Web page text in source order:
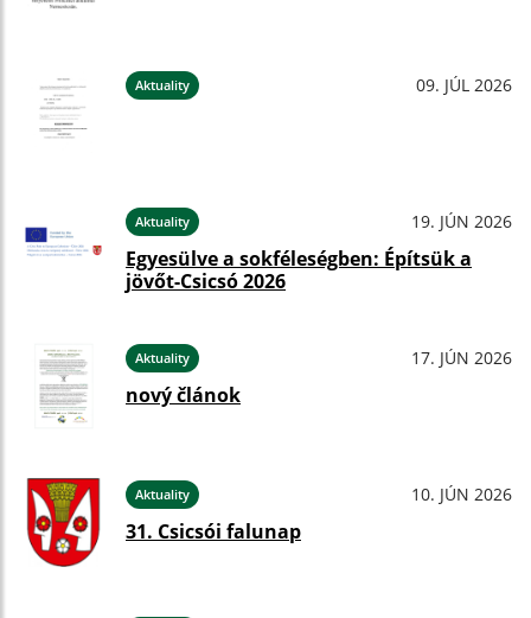
Aktuality 09. JÚL 2026
Aktuality 19. JÚN 2026
Egyesülve a sokféleségben: Építsük a
jövőt-Csicsó 2026
Aktuality 17. JÚN 2026
nový článok
Aktuality 10. JÚN 2026
31. Csicsói falunap